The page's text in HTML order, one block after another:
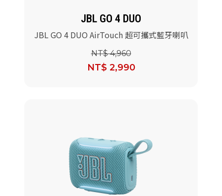
JBL GO 4 DUO
JBL GO 4 DUO AirTouch 超可攜式藍牙喇叭
NT$ 4,960
NT$ 2,990